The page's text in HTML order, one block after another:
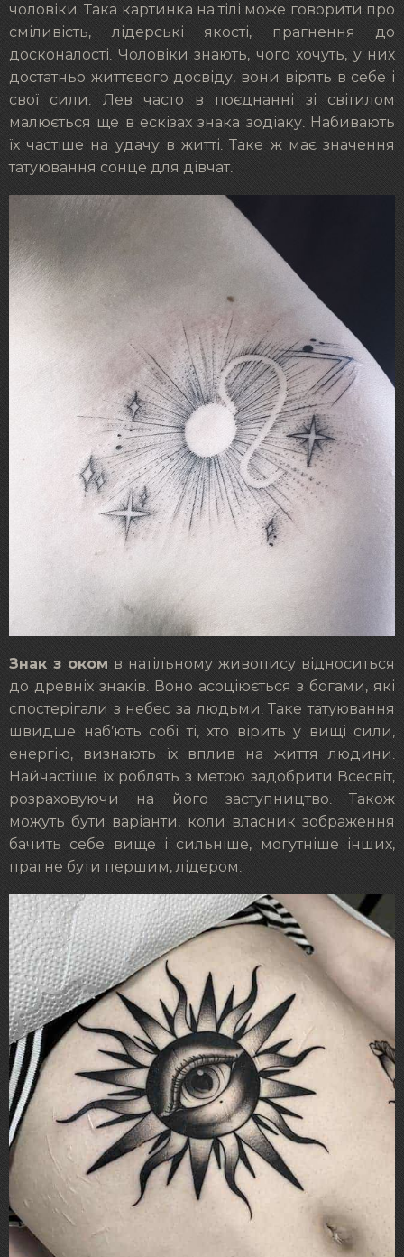
чоловіки. Така картинка на тілі може говорити про
сміливість, лідерські якості, прагнення до
досконалості. Чоловіки знають, чого хочуть, у них
достатньо життєвого досвіду, вони вірять в себе і
свої сили. Лев часто в поєднанні зі світилом
малюється ще в ескізах знака зодіаку. Набивають
їх частіше на удачу в житті. Таке ж має значення
татуювання сонце для дівчат.
Знак з оком в натільному живопису відноситься
до древніх знаків. Воно асоціюється з богами, які
спостерігали з небес за людьми. Таке татуювання
швидше наб’ють собі ті, хто вірить у вищі сили,
енергію, визнають їх вплив на життя людини.
Найчастіше їх роблять з метою задобрити Всесвіт,
розраховуючи на його заступництво. Також
можуть бути варіанти, коли власник зображення
бачить себе вище і сильніше, могутніше інших,
прагне бути першим, лідером.